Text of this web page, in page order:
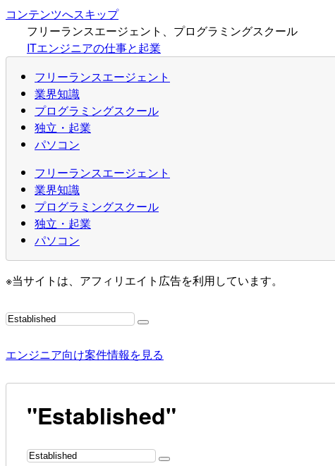
コンテンツへスキップ
フリーランスエージェント、プログラミングスクール
ITエンジニアの仕事と起業
フリーランスエージェント
業界知識
プログラミングスクール
独立・起業
パソコン
フリーランスエージェント
業界知識
プログラミングスクール
独立・起業
パソコン
※当サイトは、アフィリエイト広告を利用しています。
エンジニア向け案件情報を見る
"Established"